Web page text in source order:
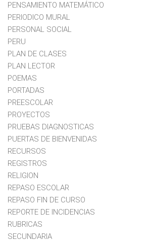
PENSAMIENTO MATEMÁTICO
PERIODICO MURAL
PERSONAL SOCIAL
PERU
PLAN DE CLASES
PLAN LECTOR
POEMAS
PORTADAS
PREESCOLAR
PROYECTOS
PRUEBAS DIAGNOSTICAS
PUERTAS DE BIENVENIDAS
RECURSOS
REGISTROS
RELIGION
REPASO ESCOLAR
REPASO FIN DE CURSO
REPORTE DE INCIDENCIAS
RUBRICAS
SECUNDARIA